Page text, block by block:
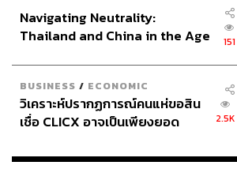
แต่สปีเกลยังคงยึดมั่นอยู่ในแนวทางนี้ เพร
คุณค่ามหาศาลที่ชุมชน Snapchat มีต่อ
ก็กลายเป็นการตัดสินใจที่ทำให้บริษัทแต
และอยู่บนเส้นทางสู่การเติบโตแบบทวีคู
ในระยะยาวที่เราทุกคนสามารถเห็นได้
Navigating Neutrality:
Thailand and China in the Age
151
BUSINESS / ECONOMIC
วิเคราะห์ปรากฏการณ์คนแห่ขอสิน
เชื่อ CLICX อาจเป็นเพียงยอด
เรือนไทยที่ถูกซุกไว้
2.5K